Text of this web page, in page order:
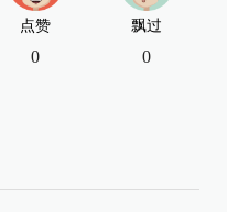
点赞
0
飘过
0